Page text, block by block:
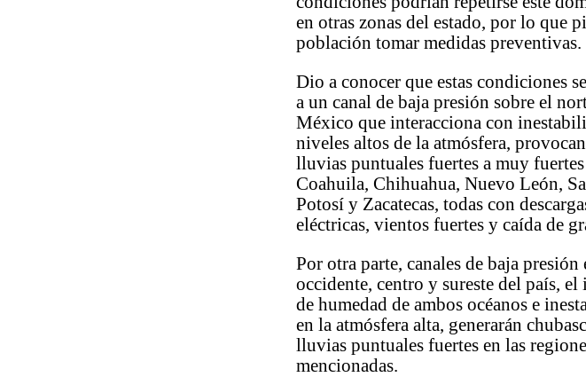
en otras zonas del estado, por lo que
población tomar medidas preventivas.
Dio a conocer que estas condiciones
a un canal de baja presión sobre el
México que interacciona con
niveles altos de la atmósfera,
lluvias puntuales fuertes a muy fuertes
Coahuila, Chihuahua, Nuevo León,
Potosí y Zacatecas, todas con
eléctricas, vientos fuertes y caída de
Por otra parte, canales de baja presión
occidente, centro y sureste del país, el
de humedad de ambos océanos e
en la atmósfera alta, generarán
lluvias puntuales fuertes en las
mencionadas.